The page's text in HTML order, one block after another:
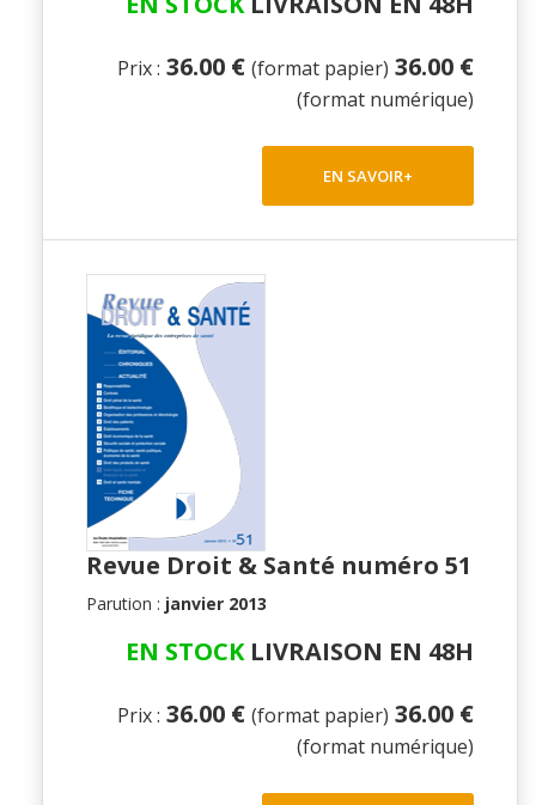
Prix : 36.00 € (format papier) 36.00 €
(format numérique)
EN SAVOIR+
Revue Droit & Santé numéro 51
Parution : janvier 2013
EN STOCKLIVRAISON EN 48H
Prix : 36.00 € (format papier) 36.00 €
(format numérique)